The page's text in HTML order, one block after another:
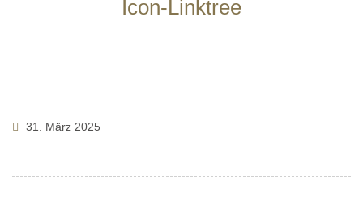
Icon-Linktree
31. März 2025